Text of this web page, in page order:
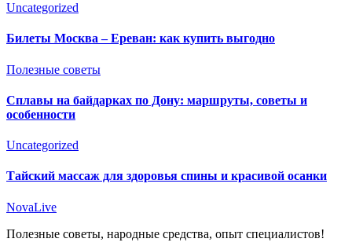
Uncategorized
Билеты Москва – Ереван: как купить выгодно
Полезные советы
Сплавы на байдарках по Дону: маршруты, советы и
особенности
Uncategorized
Тайский массаж для здоровья спины и красивой осанки
NovaLive
Полезные советы, народные средства, опыт специалистов!